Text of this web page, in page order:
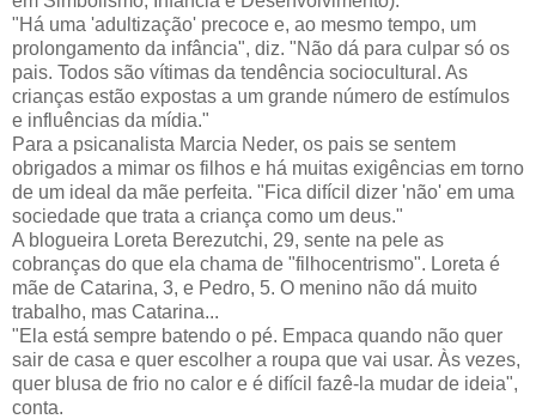
"Há uma 'adultização' precoce e, ao mesmo tempo, um
prolongamento da infância", diz. "Não dá para culpar só os
pais. Todos são vítimas da tendência sociocultural. As
crianças estão expostas a um grande número de estímulos
e influências da mídia."
Para a psicanalista Marcia Neder, os pais se sentem
obrigados a mimar os filhos e há muitas exigências em torno
de um ideal da mãe perfeita. "Fica difícil dizer 'não' em uma
sociedade que trata a criança como um deus."
A blogueira Loreta Berezutchi, 29, sente na pele as
cobranças do que ela chama de "filhocentrismo". Loreta é
mãe de Catarina, 3, e Pedro, 5. O menino não dá muito
trabalho, mas Catarina...
"Ela está sempre batendo o pé. Empaca quando não quer
sair de casa e quer escolher a roupa que vai usar. Às vezes,
quer blusa de frio no calor e é difícil fazê-la mudar de ideia",
conta.